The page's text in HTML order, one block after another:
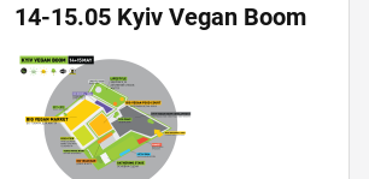
14-15.05 Kyiv Vegan Boom